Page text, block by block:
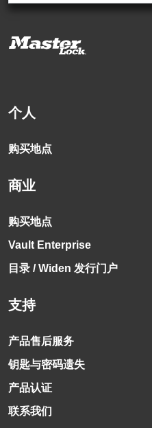
个人
购买地点
商业
购买地点
Vault Enterprise
目录 / Widen 发行门户
支持
产品售后服务
钥匙与密码遗失
产品认证
联系我们